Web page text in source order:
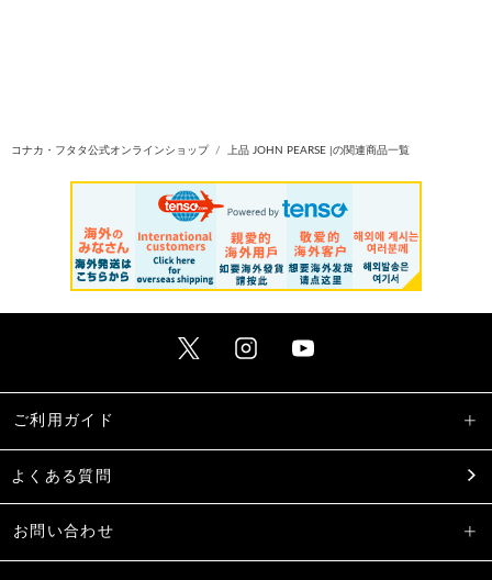
コナカ・フタタ公式オンラインショップ 上品 JOHN PEARSE |の関連商品一覧
ご利用ガイド
よくある質問
お問い合わせ